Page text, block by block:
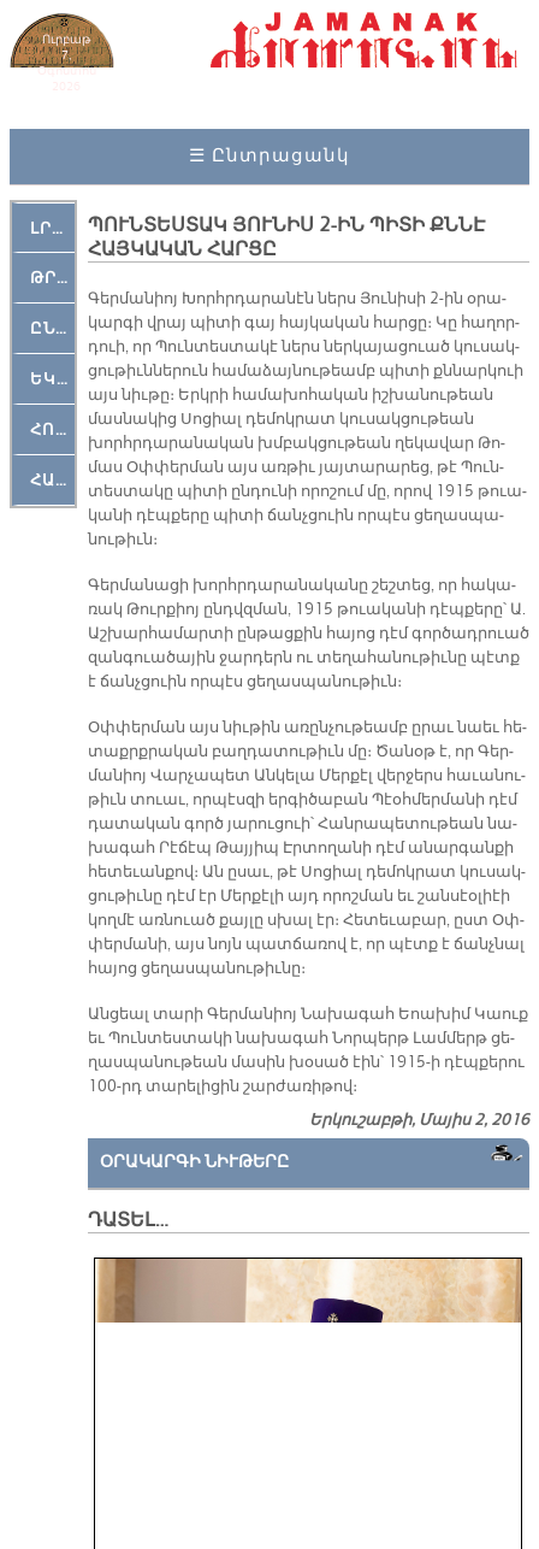
Ուրբաթ
7,
Օգոստոս
☰ Ընտրացանկ
ԼՐԱՀՈՍ
ԹՐՔԱՀԱՅ ԿԵԱՆՔ
ԸՆԿԵՐԱՄՇԱԿՈՒԹԱՅԻՆ
ԵԿԵՂԵՑԱԿԱՆ
ՀՈԳԵՄՏԱՒՈՐ
ՀԱՐԹԱԿ
ՊՈՒՆՏԵՍՏԱԿ ՅՈՒՆԻՍ 2-ԻՆ ՊԻՏԻ ՔՆՆԷ
ՀԱՅԿԱԿԱՆ ՀԱՐՑԸ
Գեր­մա­նիոյ Խորհր­դա­րա­նէն ներս Յու­նի­սի 2-ին օ­րա­
կար­գի վրայ պի­տի գայ հայ­կա­կան հար­ցը։ Կը հա­ղոր­
դուի, որ Պուն­տես­տա­կէ ներս ներ­կա­յա­ցուած կու­սակ­
ցու­թիւն­նե­րուն հա­մա­ձայ­նու­թեամբ պի­տի քննար­կուի
այս նիւ­թը։ Երկ­րի հա­մա­խո­հա­կան իշ­խա­նու­թեան
մաս­նա­կից Սո­ցիալ դե­մոկ­րատ կու­սակ­ցու­թեան
խորհր­դա­րա­նա­կան խմբակ­ցու­թեան ղե­կա­վար Թո­
մաս Օփ­փեր­ման այս առ­թիւ յայ­տա­րա­րեց, թէ Պուն­
տես­տա­կը պի­տի ըն­դու­նի ո­րո­շում մը, ո­րով 1915 թուա­
կա­նի դէպ­քե­րը պի­տի ճանչ­ցուին որ­պէս ցե­ղաս­պա­
նու­թիւն։
Գեր­մա­նա­ցի խորհր­դա­րա­նա­կա­նը շեշ­տեց, որ հա­կա­
ռակ Թուր­քիոյ ընդվզ­ման, 1915 թուա­կա­նի դէպ­քե­րը՝ Ա.
Աշ­խար­հա­մար­տի ըն­թաց­քին հա­յոց դէմ գոր­ծադ­րուած
զան­գուա­ծա­յին ջար­դերն ու տե­ղա­հա­նու­թիւ­նը պէտք
է ճանչ­ցուին որ­պէս ցե­ղաս­պա­նու­թիւն։
Օփ­փեր­ման այս նիւ­թին ա­ռըն­չու­թեամբ ը­րաւ նաեւ հե­
տաքրք­րա­կան բաղ­դա­տու­թիւն մը։ Ծա­նօթ է, որ Գեր­
մա­նիոյ Վար­չա­պետ Ան­կե­լա Մեր­քէլ վեր­ջերս հա­ւա­նու­
թիւն տուաւ, որ­պէս­զի եր­գի­ծա­բան Պէօհ­մեր­մա­նի դէմ
դա­տա­կան գործ յա­րու­ցուի՝ Հան­րա­պե­տու­թեան նա­
խա­գահ Րէ­ճէպ Թայ­յիպ Էր­տո­ղա­նի դէմ ա­նար­գան­քի
հե­տե­ւան­քով։ Ան ը­սաւ, թէ Սո­ցիալ դե­մոկ­րատ կու­սակ­
ցու­թիւ­նը դէմ էր Մեր­քէ­լի այդ ո­րոշ­ման եւ շան­սէօ­լիէի
կող­մէ առ­նուած քայ­լը սխալ էր։ Հե­տե­ւա­բար, ըստ Օփ­
փեր­մա­նի, այս նոյն պատ­ճա­ռով է, որ պէտք է ճանչ­նալ
հա­յոց ցե­ղաս­պա­նու­թիւ­նը։
Ան­ցեալ տա­րի Գեր­մա­նիոյ Նա­խա­գահ Եոա­խիմ Կաուք
եւ Պուն­տես­տա­կի նա­խա­գահ Նոր­պերթ Լամ­մերթ ցե­
ղաս­պա­նու­թեան մա­սին խօ­սած էին՝ 1915-ի դէպ­քե­րու
100-րդ տա­րե­լի­ցին շար­ժա­ռի­թով։
Երկուշաբթի, Մայիս 2, 2016
ՕՐԱԿԱՐԳԻ ՆԻՒԹԵՐԸ
ԴԱՏԵԼ…